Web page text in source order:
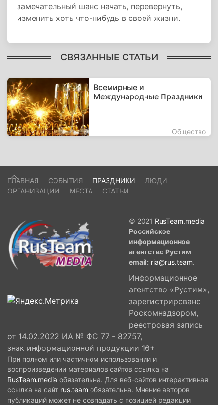
замечательный шанс начать, перевернуть,
изменить хоть что-нибудь в своей жизни.
СВЯЗАННЫЕ СТАТЬИ
Всемирные и
Международные Праздники
Общество
ГЛАВНАЯ СОБЫТИЯ ПРАЗДНИКИ
ЛЮДИ
ОРГАНИЗАЦИИ
МЕСТА СТАТЬИ
© 2021 RusTeam.media
Российское
информационное
агентство Рустим
email: ria@rus.team.
Информационное
агентство «Рустим»,
зарегистрировано
Роскомнадзором,
реестровая запись
от 14.02.2022 ИА № ФС 77 - 82757,
знак информационной продукции 16+
При полном или частичном использовании и
воспроизведении материалов сайтов ссылка на
RusTeam.media обязательна. Для веб-сайтов интерактивная
ссылка на сайт rus.team обязательна. Мнение авторов
публикаций может не совпадать с позицией редакции